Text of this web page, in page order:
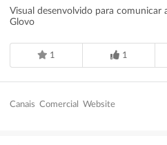
Visual desenvolvido para comunicar
Glovo
1 1
Canais Comercial Website